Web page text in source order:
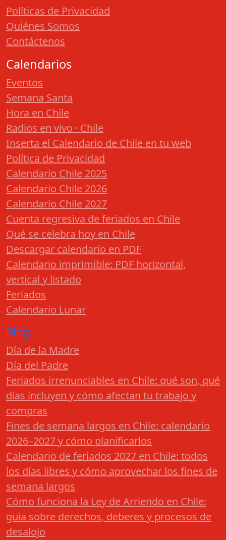
Políticas de Privacidad
Quiénes Somos
Contáctenos
Calendarios
Eventos
Semana Santa
Hora en Chile
Radios en vivo · Chile
Inserta el Calendario de Chile en tu web
Política de Privacidad
Calendario Chile 2025
Calendario Chile 2026
Calendario Chile 2027
Cuenta regresiva de feriados en Chile
Qué se celebra hoy en Chile
Descargar calendario en PDF
Calendario imprimible: PDF horizontal,
vertical y listado
Feriados
Calendario Lunar
Blog
Día de la Madre
Día del Padre
Feriados irrenunciables en Chile: qué son, qué
días incluyen y cómo afectan tu trabajo y
compras
Fines de semana largos en Chile: calendario
2026–2027 y cómo planificarlos
Calendario de feriados 2027 en Chile: todos
los días libres y cómo aprovechar los fines de
semana largos
Cómo funciona la Ley de Arriendo en Chile:
guía sobre derechos, deberes y procesos de
desalojo